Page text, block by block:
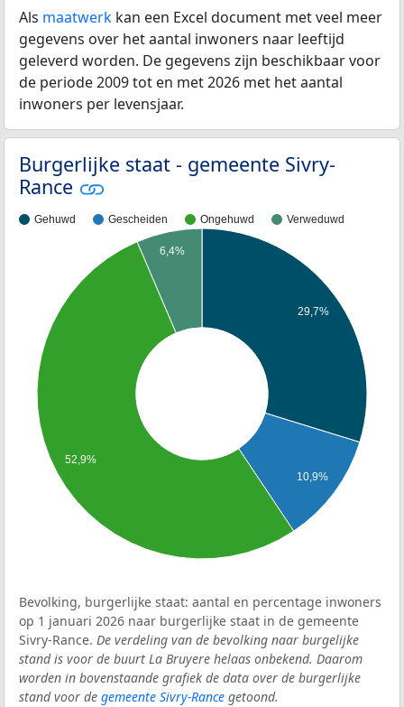
Als maatwerk kan een Excel document met veel meer
gegevens over het aantal inwoners naar leeftijd
geleverd worden. De gegevens zijn beschikbaar voor
de periode 2009 tot en met 2026 met het aantal
inwoners per levensjaar.
Burgerlijke staat - gemeente Sivry-
Rance
Gehuwd Gescheiden Ongehuwd Verweduwd
29,7%
10,9%
6,4%
52,9%
Bevolking, burgerlijke staat: aantal en percentage inwoners
op 1 januari 2026 naar burgerlijke staat in de gemeente
Sivry-Rance. De verdeling van de bevolking naar burgelijke
stand is voor de buurt La Bruyere helaas onbekend. Daarom
worden in bovenstaande grafiek de data over de burgerlijke
stand voor de gemeente Sivry-Rance getoond.